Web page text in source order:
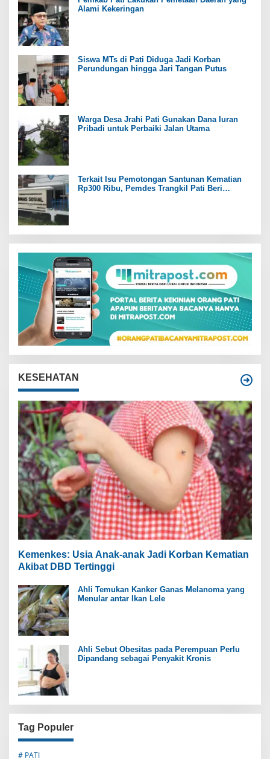
Alami Kekeringan
Siswa MTs di Pati Diduga Jadi Korban
Perundungan hingga Jari Tangan Putus
Warga Desa Jrahi Pati Gunakan Dana Iuran
Pribadi untuk Perbaiki Jalan Utama
Terkait Isu Pemotongan Santunan Kematian
Rp300 Ribu, Pemdes Trangkil Pati Beri
KESEHATAN
Kemenkes: Usia Anak-anak Jadi Korban Kematian
Akibat DBD Tertinggi
Ahli Temukan Kanker Ganas Melanoma yang
Menular antar Ikan Lele
Ahli Sebut Obesitas pada Perempuan Perlu
Dipandang sebagai Penyakit Kronis
Tag Populer
# PATI